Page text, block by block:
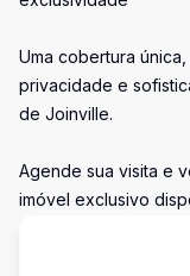
Uma cobertura
privacidade e
de Joinville.
Agende sua visita e
imóvel exclusivo